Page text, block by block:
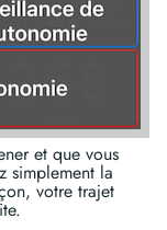
et que vous
simplement la
votre trajet